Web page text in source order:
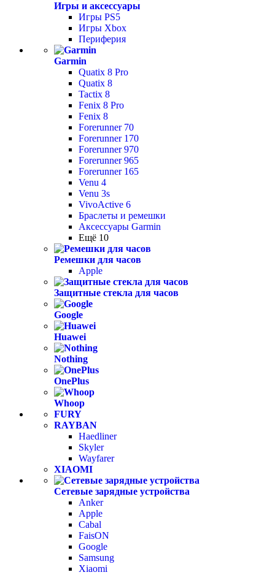
Игры и аксессуары
Игры PS5
Игры Xbox
Периферия
Garmin
Quatix 8 Pro
Quatix 8
Tactix 8
Fenix 8 Pro
Fenix 8
Forerunner 70
Forerunner 170
Forerunner 970
Forerunner 965
Forerunner 165
Venu 4
Venu 3s
VivoActive 6
Браслеты и ремешки
Аксессуары Garmin
Ещё 10
Ремешки для часов
Apple
Защитные стекла для часов
Google
Huawei
Nothing
OnePlus
Whoop
FURY
RAYBAN
Haedliner
Skyler
Wayfarer
XIAOMI
Сетевые зарядные устройства
Anker
Apple
Cabal
FaisON
Google
Samsung
Xiaomi